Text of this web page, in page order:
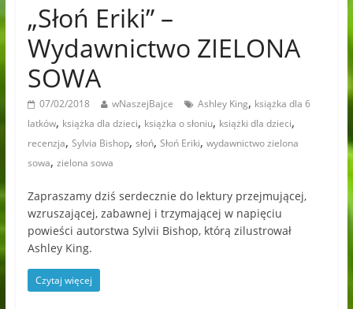
„Słoń Eriki” –
Wydawnictwo ZIELONA
SOWA
07/02/2018 wNaszejBajce Ashley King, książka dla 6
latków, książka dla dzieci, książka o słoniu, książki dla dzieci,
recenzja, Sylvia Bishop, słoń, Słoń Eriki, wydawnictwo zielona
sowa, zielona sowa
Zapraszamy dziś serdecznie do lektury przejmującej,
wzruszającej, zabawnej i trzymającej w napięciu
powieści autorstwa Sylvii Bishop, którą zilustrował
Ashley King.
Czytaj więcej